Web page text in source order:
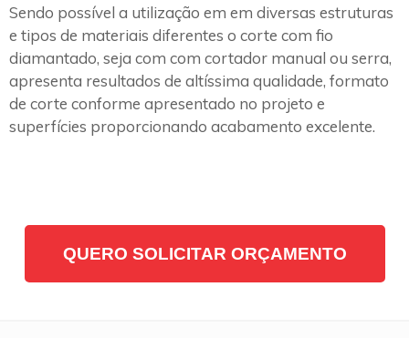
Sendo possível a utilização em em diversas estruturas
e tipos de materiais diferentes o corte com fio
diamantado, seja com com cortador manual ou serra,
apresenta resultados de altíssima qualidade, formato
de corte conforme apresentado no projeto e
superfícies proporcionando acabamento excelente.
QUERO SOLICITAR ORÇAMENTO